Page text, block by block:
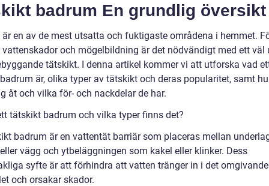
badrum En grundlig översikt
en av de mest utsatta och fuktigaste områdena i hemmet.
och mögelbildning är det nödvändigt med ett väl
tätskikt. I denna artikel kommer vi att utforska vad
är, olika typer av tätskikt och deras popularitet, samt
åt och vilka för- och nackdelar de har.
tätskikt badrum och vilka typer finns det?
badrum är en vattentät barriär som placeras mellan
vägg och ytbeläggningen som kakel eller klinker. Dess
syfte är att förhindra att vatten tränger in i det omgivande
och orsakar skador.